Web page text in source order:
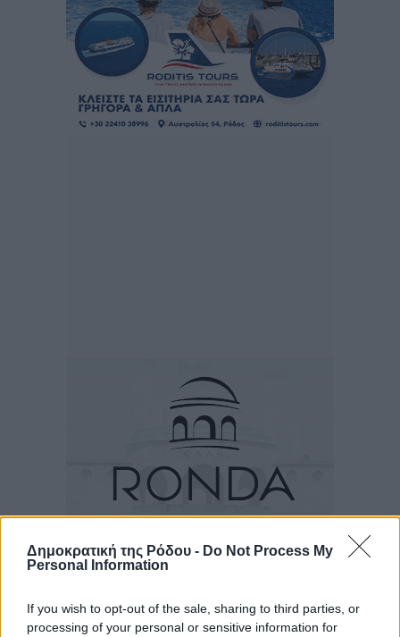
Δημοκρατική της Ρόδου - Do Not Process My
Personal Information
If you wish to opt-out of the sale, sharing to third parties, or
processing of your personal or sensitive information for